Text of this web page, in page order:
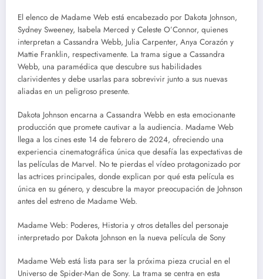
El elenco de Madame Web está encabezado por Dakota Johnson,
Sydney Sweeney, Isabela Merced y Celeste O’Connor, quienes
interpretan a Cassandra Webb, Julia Carpenter, Anya Corazón y
Mattie Franklin, respectivamente. La trama sigue a Cassandra
Webb, una paramédica que descubre sus habilidades
clarividentes y debe usarlas para sobrevivir junto a sus nuevas
aliadas en un peligroso presente.
Dakota Johnson encarna a Cassandra Webb en esta emocionante
producción que promete cautivar a la audiencia. Madame Web
llega a los cines este 14 de febrero de 2024, ofreciendo una
experiencia cinematográfica única que desafía las expectativas de
las películas de Marvel. No te pierdas el vídeo protagonizado por
las actrices principales, donde explican por qué esta película es
única en su género, y descubre la mayor preocupación de Johnson
antes del estreno de Madame Web.
Madame Web: Poderes, Historia y otros detalles del personaje
interpretado por Dakota Johnson en la nueva película de Sony
Madame Web está lista para ser la próxima pieza crucial en el
Universo de Spider-Man de Sony. La trama se centra en esta